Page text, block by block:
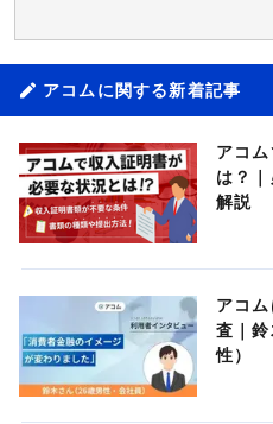
アコムに関する新着記事
アコ
は？
解説
アコ
査｜
性）